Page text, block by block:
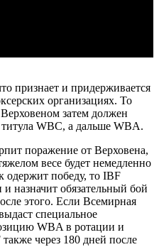
признает и придерживается
организациях. То
затем должен
WBC, а дальше WBA.
поражение от Верховена,
весе будет немедленно
одержит победу, то IBF
назначит обязательный бой
этого. Если Всемирная
специальное
WBA в ротации и
через 180 дней после